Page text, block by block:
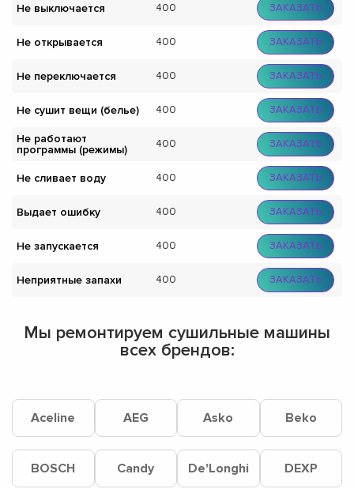
Не выключается 400 ЗАКАЗАТЬ
Не открывается 400 ЗАКАЗАТЬ
Не переключается 400 ЗАКАЗАТЬ
Не сушит вещи (белье) 400 ЗАКАЗАТЬ
Не работают
программы (режимы)
400 ЗАКАЗАТЬ
Не сливает воду 400 ЗАКАЗАТЬ
Выдает ошибку 400 ЗАКАЗАТЬ
Не запускается 400 ЗАКАЗАТЬ
Неприятные запахи 400 ЗАКАЗАТЬ
Мы ремонтируем сушильные машины
всех брендов:
Aceline AEG Asko Beko
BOSCH Candy De'Longhi DEXP